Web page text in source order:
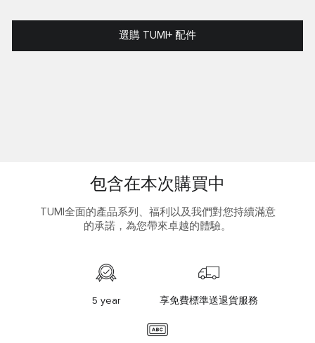
選購 TUMI+ 配件
包含在本次購買中
TUMI全面的產品系列、福利以及我們對您持續滿意
的承諾，為您帶來卓越的體驗。
5 year 享免費標準送退貨服務